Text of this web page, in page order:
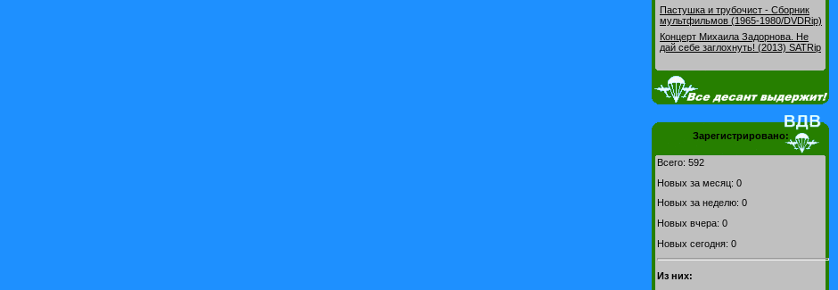
Пастушка и трубочист - Сборник
мультфильмов (1965-1980/DVDRip)
Концерт Михаила Задорнова. Не
дай себе заглохнуть! (2013) SATRip
Зарегистрировано:
Всего: 592
Новых за месяц: 0
Новых за неделю: 0
Новых вчера: 0
Новых сегодня: 0
Из них: